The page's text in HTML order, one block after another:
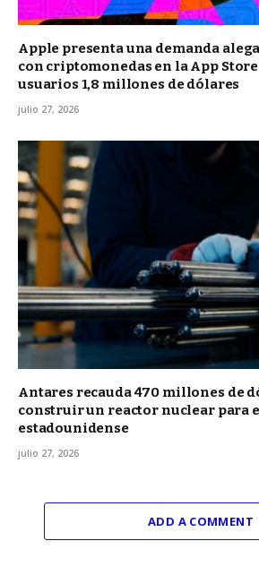
Apple presenta una demanda
con criptomonedas en la App
usuarios 1,8 millones de dólares
julio 27, 2026
Antares recauda 470 millones de
construir un reactor nuclear para
estadounidense
julio 27, 2026
ADD A COMMENT